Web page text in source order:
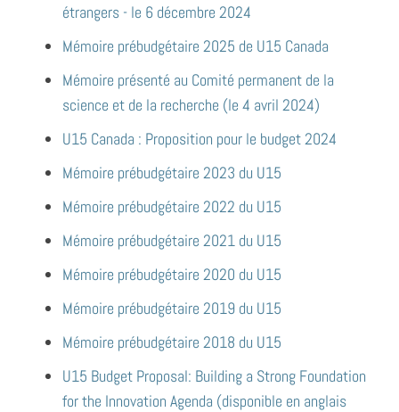
étrangers - le 6 décembre 2024
Mémoire prébudgétaire 2025 de U15 Canada
Mémoire présenté au Comité permanent de la
science et de la recherche (le 4 avril 2024)
U15 Canada : Proposition pour le budget 2024
Mémoire prébudgétaire 2023 du U15
Mémoire prébudgétaire 2022 du U15
Mémoire prébudgétaire 2021 du U15
Mémoire prébudgétaire 2020 du U15
Mémoire prébudgétaire 2019 du U15
Mémoire prébudgétaire 2018 du U15
U15 Budget Proposal: Building a Strong Foundation
for the Innovation Agenda (disponible en anglais